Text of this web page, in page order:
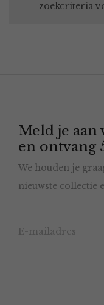
zoekcriteria
Meld je
en ontvang
We houden je
nieuwste collectie